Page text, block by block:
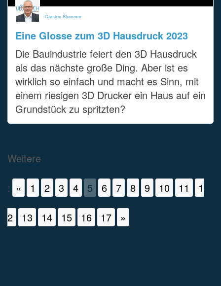
Carsten Stemmer
Eine Glosse zum 3D Hausdruck 2023
Die Bauindustrie feiert den 3D Hausdruck
als das nächste große Ding. Aber ist es
wirklich so einfach und macht es Sinn, mit
einem riesigen 3D Drucker ein Haus auf ein
Grundstück zu spritzten?
Weitere
: « 1 2 3 4 5 6 7 8 9 10 11 1
2 13 14 15 16 17 »